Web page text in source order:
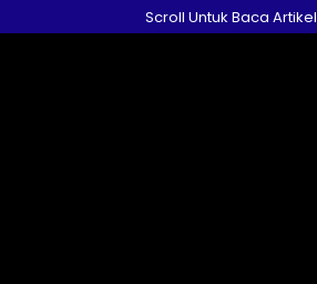
ke
Scroll Untuk Baca Artikel